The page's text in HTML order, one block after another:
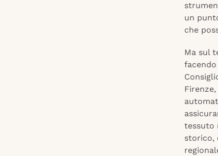
un
che
Ma sul
tessuto
storico,